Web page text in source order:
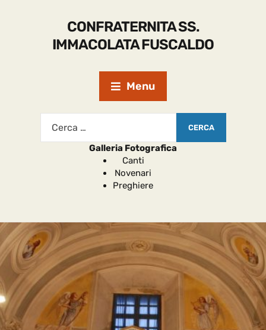
CONFRATERNITA SS.
IMMACOLATA FUSCALDO
Menu
Galleria Fotografica
Canti
Novenari
Preghiere